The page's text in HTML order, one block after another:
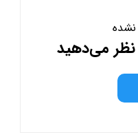
نظر می‌دهید